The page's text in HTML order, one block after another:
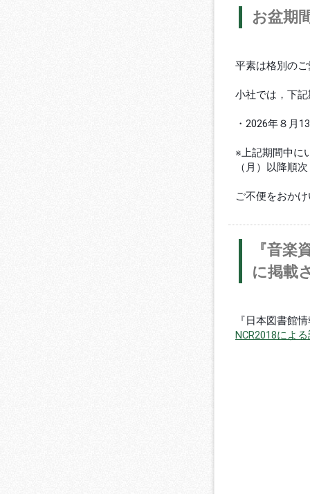
お盆期
平素は格別の
小社では，下
・2026年８月
※上記期間中に
（月）以降順
ご不便をおか
『音楽
に掲載
『日本図書館
NCR2018によ